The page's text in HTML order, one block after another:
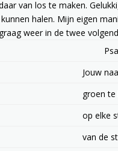
van los te maken.
halen. Mijn eigen
weer in de twee
Jouw
groen te
op elke
van de